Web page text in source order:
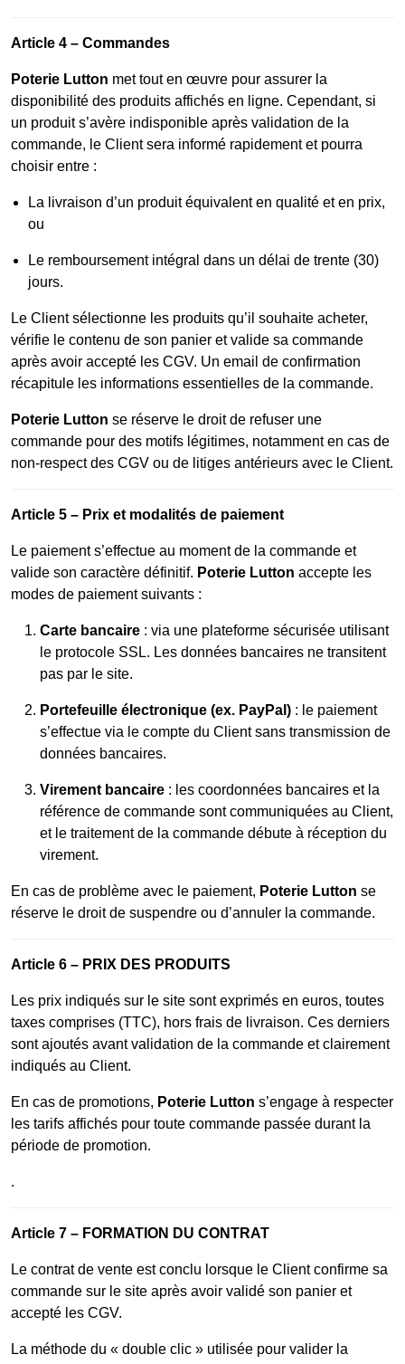
Article 4 – Commandes
Poterie Lutton met tout en œuvre pour assurer la
disponibilité des produits affichés en ligne. Cependant, si
un produit s’avère indisponible après validation de la
commande, le Client sera informé rapidement et pourra
choisir entre :
La livraison d’un produit équivalent en qualité et en prix,
ou
Le remboursement intégral dans un délai de trente (30)
jours.
Le Client sélectionne les produits qu’il souhaite acheter,
vérifie le contenu de son panier et valide sa commande
après avoir accepté les CGV. Un email de confirmation
récapitule les informations essentielles de la commande.
Poterie Lutton se réserve le droit de refuser une
commande pour des motifs légitimes, notamment en cas de
non-respect des CGV ou de litiges antérieurs avec le Client.
Article 5 – Prix et modalités de paiement
Le paiement s’effectue au moment de la commande et
valide son caractère définitif. Poterie Lutton accepte les
modes de paiement suivants :
Carte bancaire : via une plateforme sécurisée utilisant
le protocole SSL. Les données bancaires ne transitent
pas par le site.
Portefeuille électronique (ex. PayPal) : le paiement
s’effectue via le compte du Client sans transmission de
données bancaires.
Virement bancaire : les coordonnées bancaires et la
référence de commande sont communiquées au Client,
et le traitement de la commande débute à réception du
virement.
En cas de problème avec le paiement, Poterie Lutton se
réserve le droit de suspendre ou d’annuler la commande.
Article 6 – PRIX DES PRODUITS
Les prix indiqués sur le site sont exprimés en euros, toutes
taxes comprises (TTC), hors frais de livraison. Ces derniers
sont ajoutés avant validation de la commande et clairement
indiqués au Client.
En cas de promotions, Poterie Lutton s’engage à respecter
les tarifs affichés pour toute commande passée durant la
période de promotion.
.
Article 7 – FORMATION DU CONTRAT
Le contrat de vente est conclu lorsque le Client confirme sa
commande sur le site après avoir validé son panier et
accepté les CGV.
La méthode du « double clic » utilisée pour valider la